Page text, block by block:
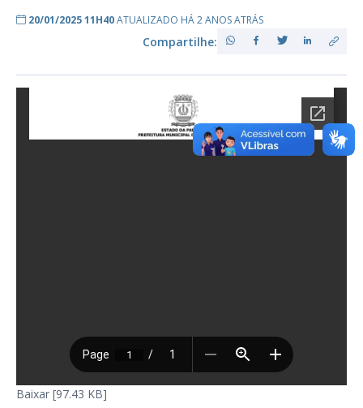
20/01/2025 11H40ATUALIZADO HÁ 2 ANOS ATRÁS
Compartilhe:
Baixar [97.43 KB]